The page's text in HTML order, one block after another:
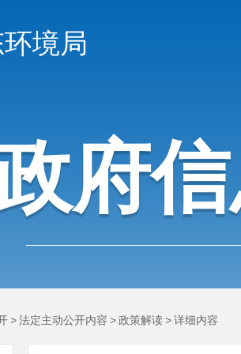
境局
府
>法定主动公开内容 >政策解读>详细内容